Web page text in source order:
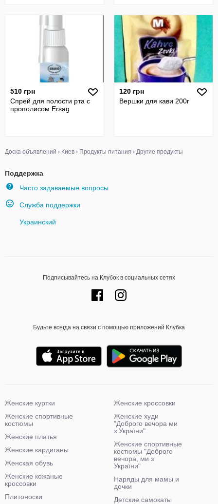
510 грн
Спрей для полости рта с
прополисом Ersag
120 грн
Вершки для кави 200г
Доска объявлений › Киев › Продукты питания › Другие продукты
Поддержка
Часто задаваемые вопросы
Служба поддержки
Украинский
Подписывайтесь на Клубок в социальных сетях
Будьте всегда на связи с помощью приложений Клубка
Женские куртки
Женские спортивные
костюмы
Женские платья
Женские кардиганы
Женская обувь
Женские кожаные
кроссовки
Плитоноски
Женские кроссовки
Женские худи
"Доброго вечора ми
з України"
Женские спортивные
костюмы "Доброго
вечора, ми з
України"
Наряды для мамы и
дочки
Детские самокаты